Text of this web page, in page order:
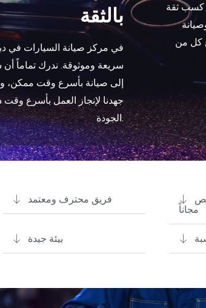
بالثقة
في مركز صيانة السيارات في
سريعة وموثوقة. ندرك تماماً أن
إلى صيانة بأسرع وقت ممكن،
جهدنا لإنجاز العمل بأسرع
الجودة.
كسب ثقة
كل من
فريق محترف ومعتمد
مجاناً
بيئة جيدة